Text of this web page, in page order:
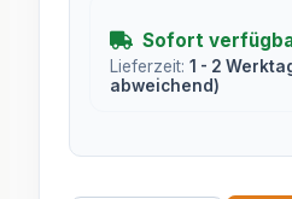
Sofort
Lieferzeit: 1 - 2
abweichend)